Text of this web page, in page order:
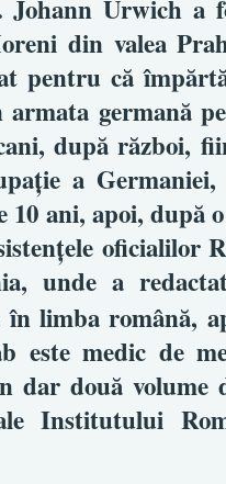
Urwich a
din valea
pentru că
germană
după război,
a
ani, apoi, după
oficialilor
unde a
în limba română,
este medic de
dar două
Institutului